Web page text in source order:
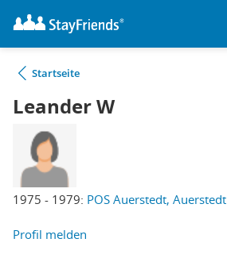
Startseite
Leander W
1975 - 1979: POS Auerstedt, Auerstedt
Profil melden